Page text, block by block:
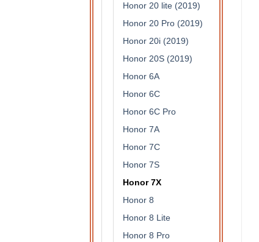
Honor 20 lite (2019)
Honor 20 Pro (2019)
Honor 20i (2019)
Honor 20S (2019)
Honor 6A
Honor 6C
Honor 6C Pro
Honor 7A
Honor 7C
Honor 7S
Honor 7X
Honor 8
Honor 8 Lite
Honor 8 Pro